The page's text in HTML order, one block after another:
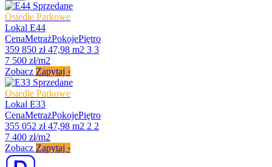
Sprzedane
Osiedle Parkowe
Lokal E44
CenaMetrażPokojePiętro
359 850 zł 47,98 m2 3 3
7 500 zł/m2
Zobacz Zapytaj ›
Sprzedane
Osiedle Parkowe
Lokal E33
CenaMetrażPokojePiętro
355 052 zł 47,98 m2 2 2
7 400 zł/m2
Zobacz Zapytaj ›